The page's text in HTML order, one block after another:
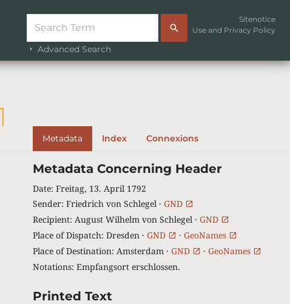
Advanced Search
Sitenotice
Use and Privacy Policy
Metadata Index Connexions
Metadata Concerning Header
Date: Freitag, 13. April 1792
Sender: Friedrich von Schlegel · GND
Recipient: August Wilhelm von Schlegel · GND
Place of Dispatch: Dresden · GND · GeoNames
Place of Destination: Amsterdam · GND · GeoNames
Notations: Empfangsort erschlossen.
Printed Text